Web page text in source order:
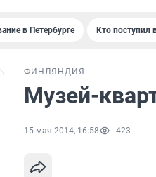
в Петербурге Кто поступил
ФИНЛЯНДИЯ
Музей-
15 мая 2014, 16:58 423